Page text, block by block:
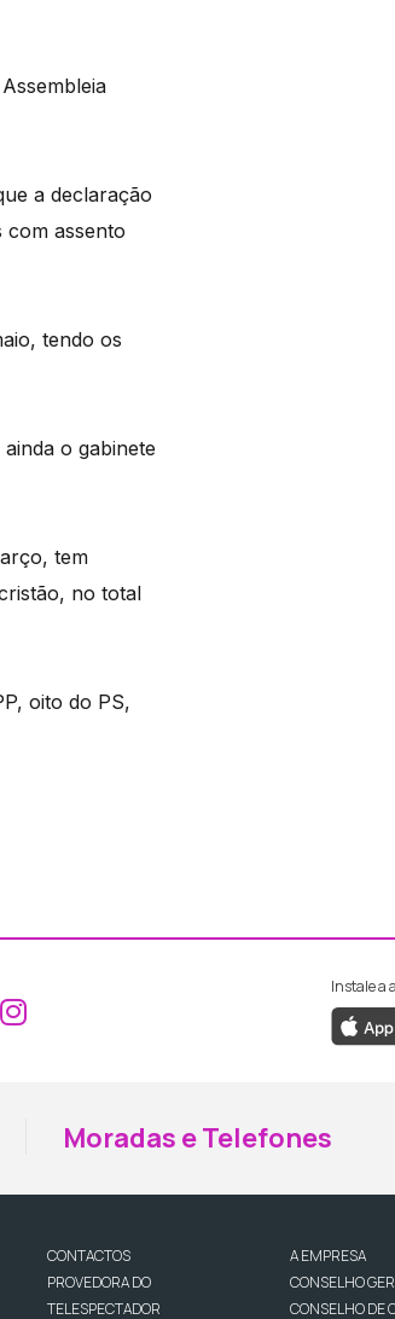
a declaração
com assento
tendo os
o gabinete
tem
no total
oito do PS,
ao Facebook da RTP
Aceder ao Instagram da
Instale a
Moradas e Telefones
CONTACTOS
PROVEDORA DO
TELESPECTADOR
A EMPRESA
CONSELHO
CONSELHO DE